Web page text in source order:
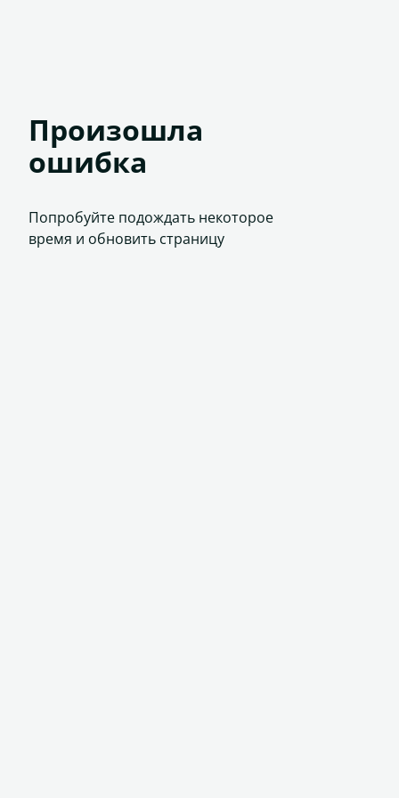
Произошла
ошибка
Попробуйте подождать некоторое
время и обновить страницу